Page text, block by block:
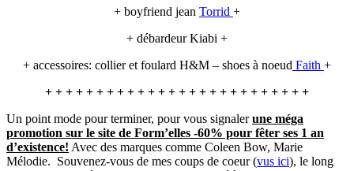
+ boyfriend jean Torrid +
+ débardeur Kiabi +
+ accessoires: collier et foulard H&M – shoes à noeud Faith +
+ + + + + + + + + + + + + + + + + + + + + + + + + +
Un point mode pour terminer, pour vous signalerune méga
promotion sur le site de Form’elles -60% pour fêter ses 1 an
d’existence! Avec des marques comme Coleen Bow, Marie
Mélodie. Souvenez-vous de mes coups de coeur (vus ici), le long